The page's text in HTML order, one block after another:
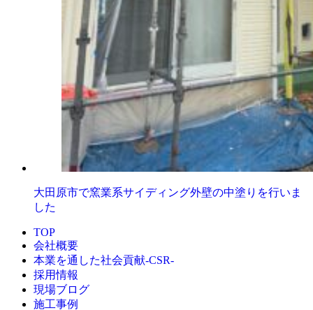
大田原市で窯業系サイディング外壁の中塗りを行いま
した
TOP
会社概要
本業を通した社会貢献-CSR-
採用情報
現場ブログ
施工事例